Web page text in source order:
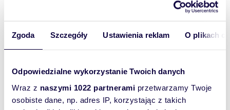
Zgoda Szczegóły Ustawienia reklam O plikach
Odpowiedzialne wykorzystanie Twoich danych
Wraz z naszymi 1022 partnerami przetwarzamy Twoje
osobiste dane, np. adres IP, korzystając z takich
Stan techniczny: Budynek wyremontowany w
docieplony styropianem, zamknięty tynkiem
akrylowym. Część warsztatu z wydzielonym
bramy wyjazdowe 3,95x2,7m, dodatkowo
boczne wejście. O wysokości w obiekcie 3,28m
(do belki 2,45m), na podłodze wylewka
betonowa, lampy ledowe, sprężone powietrze.
Część biurowa z osobnym zewnętrznym